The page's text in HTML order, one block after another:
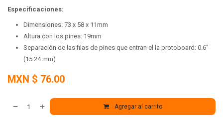
Especificaciones:
Dimensiones: 73 x 58 x 11mm
Altura con los pines: 19mm
Separación de las filas de pines que entran el la protoboard: 0.6"
(15.24 mm)
MXN $ 76.00
Agregar al carrito